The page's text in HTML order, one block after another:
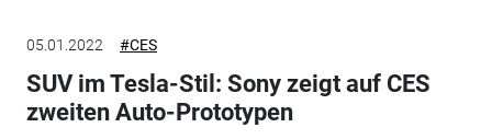
05.01.2022 #CES
SUV im Tesla-Stil: Sony zeigt auf CES
zweiten Auto-Prototypen